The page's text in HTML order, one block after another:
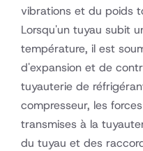
vibrations et du poids
Lorsqu'un tuyau subit
température, il est
d'expansion et de
tuyauterie de
compresseur, les
transmises à la
du tuyau et des